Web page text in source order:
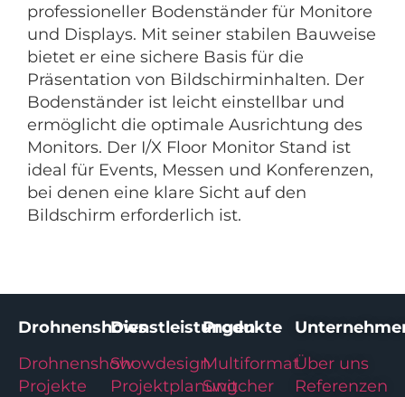
professioneller Bodenständer für Monitore
und Displays. Mit seiner stabilen Bauweise
bietet er eine sichere Basis für die
Präsentation von Bildschirminhalten. Der
Bodenständer ist leicht einstellbar und
ermöglicht die optimale Ausrichtung des
Monitors. Der I/X Floor Monitor Stand ist
ideal für Events, Messen und Konferenzen,
bei denen eine klare Sicht auf den
Bildschirm erforderlich ist.
Drohnenshows
Drohnenshow
Projekte
Dienstleistungen
Showdesign
Projektplanung
Produkte
Multiformat
Switcher
Über uns
Referenzen